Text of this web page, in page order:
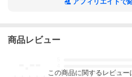
商品レビュー
3
この商品に関するレビュー